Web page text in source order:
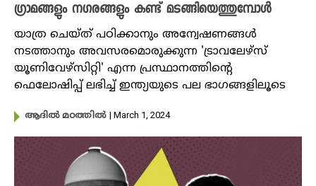
ഗ്രാമങ്ങളും നഗരങ്ങളും കണ്ട് മടങ്ങിയെത്തുമ്പോൾ
യാത്ര ചെയ്ത് പഠിക്കാനും അന്വേഷണങ്ങൾ
നടത്താനും അവസരമൊരുക്കുന്ന 'ട്രാവലേഴ്സ്
യൂണിവേഴ്സിറ്റി' എന്ന പ്രസ്ഥാനത്തിന്റെ
ഫെലോഷിപ്പ് ലഭിച്ച് ഇന്ത്യയുടെ പല ഭാഗങ്ങളിലൂടെ
ആദിൽ മഠത്തിൽ | March 1, 2024